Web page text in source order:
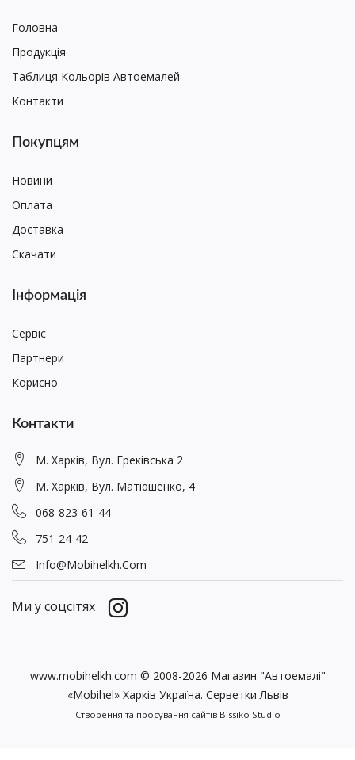
Головна
Продукція
Таблиця Кольорів Автоемалей
Контакти
Покупцям
Новини
Оплата
Доставка
Скачати
Інформація
Сервіс
Партнери
Корисно
Контакти
М. Харків, Вул. Греківська 2
М. Харків, Вул. Матюшенко, 4
068-823-61-44
751-24-42
Info@mobihelkh.com
Ми у соцсітях
www.mobihelkh.com © 2008-2026 Магазин "Автоемалі"
«Mobihel» Харків Україна. Серветки Львів
Створення та просування сайтівBissiko Studio